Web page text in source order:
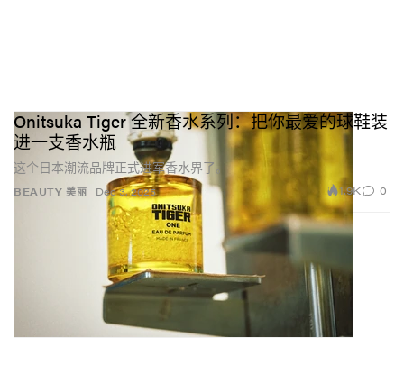
BEAUTY 美丽
Onitsuka Tiger 全新香水系列：把你最爱的球鞋装
进一支香水瓶
这个日本潮流品牌正式进军香水界了。
Dec 3, 2025 1.9K 0